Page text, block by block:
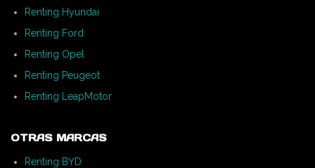
Renting Hyundai
Renting Ford
Renting Opel
Renting Peugeot
Renting LeapMotor
OTRAS MARCAS
Renting BYD